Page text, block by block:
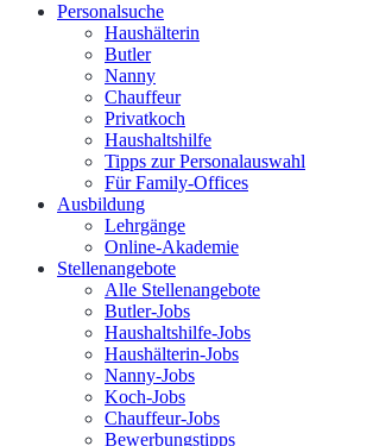
Personalsuche
Haushälterin
Butler
Nanny
Chauffeur
Privatkoch
Haushaltshilfe
Tipps zur Personalauswahl
Für Family-Offices
Ausbildung
Lehrgänge
Online-Akademie
Stellenangebote
Alle Stellenangebote
Butler-Jobs
Haushaltshilfe-Jobs
Haushälterin-Jobs
Nanny-Jobs
Koch-Jobs
Chauffeur-Jobs
Bewerbungstipps